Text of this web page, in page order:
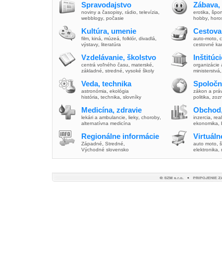
Spravodajstvo
noviny a časopisy rádio televízia
webblogy počasie
Kultúra, umenie
film kiná múzeá folklór, divadlá
výstavy literatúra
Vzdelávanie, školstvo
centrá voľného času materské
základné
stredné vysoké školy
Veda, technika
astronómia
ekológia
história
technika slovníky
Medicína, zdravie
lekári a ambulancie lieky choroby
alternatívna medicína
Regionálne informácie
Západné Stredné
Východné slovensko
erotika
hobby
auto-moto
cestovné
organizácie
ministerstvá
zákon a
politika
inzercia
ekonomika
auto moto
elektronika,